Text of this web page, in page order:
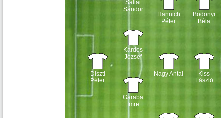
Disztl
Péter
Sallai
Sándor
Kardos
József
Garaba
Imre
Hannich
Péter
Nagy Antal
Bodonyi
Béla
Kiss
László